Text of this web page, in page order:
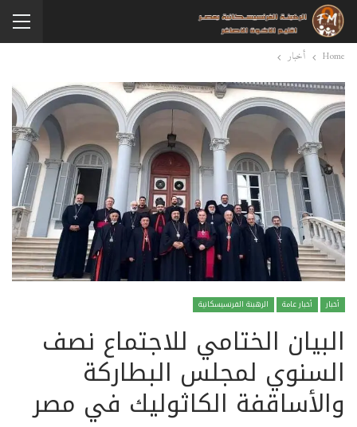
Home أخبار
أخبار أخبار عامة الرهبنة الفرنسيسكانية
البيان الختامي للاجتماع نصف
السنوي لمجلس البطاركة
والأساقفة الكاثوليك في مصر